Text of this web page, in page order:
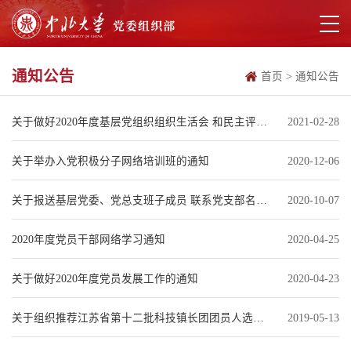
通知公告 首页 > 通知公告
2021-02-28
关于举办入党积极分子网络培训班的通知 2020-12-06
2020-10-07
2020年度党员干部网络学习通知 2020-04-25
关于做好2020年度党员发展工作的通知 2020-04-23
2019-05-13